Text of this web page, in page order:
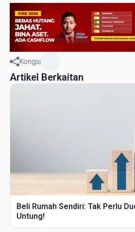
Kongsi
Artikel Berkaitan
Beli Rumah Sendiri: Tak Perlu
Untung!